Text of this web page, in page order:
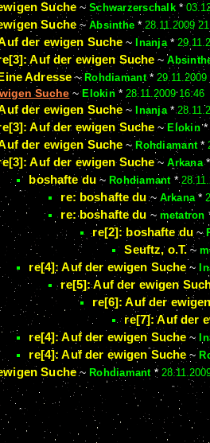
Suche~ Schwarzerschalk*
Suche~Absinthe *28.11.2009
der ewigen Suche ~ Inanja*
Auf der ewigen Suche ~
Adresse ~ Rohdiamant* 29.11.2009
Suche~ Elokin* 28.11.2009 16:46
der ewigen Suche ~Inanja*
Auf der ewigen Suche ~ Elokin*
der ewigen Suche ~ Rohdiamant*
Auf der ewigen Suche~Arkana
boshafte du ~ Rohdiamant*
re: boshafte du ~ Arkana*
re: boshafte du ~ metatron
re[2]: boshafte du ~
Seuftz, o.T. ~
re[4]: Auf der ewigen Suche ~
re[5]: Auf der ewigen
re[6]: Auf der
re[7]: Auf der
re[4]: Auf der ewigen Suche ~
re[4]: Auf der ewigen Suche~
Suche~ Rohdiamant*